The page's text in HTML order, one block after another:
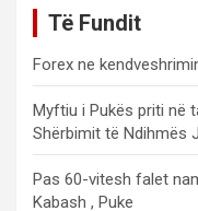
Të Fundit
Forex ne
Myftiu i Pukës priti në
Shërbimit të Ndihmës
Pas 60-vitesh falet
Kabash , Puke